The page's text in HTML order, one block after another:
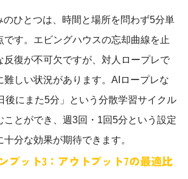
のひとつは、時間と場所を問わず5分単
です。エビングハウスの忘却曲線を止
反復が不可欠ですが、対人ロープレで
難しい状況があります。AIロープレな
後にまた5分」という分散学習サイクル
ことができ、週3回・1回5分という設定
分な効果が期待できます。
ット3：アウトプット7の最適比